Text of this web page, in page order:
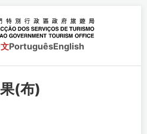
PortuguêsEnglish
(布)